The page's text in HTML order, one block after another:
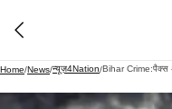
Home/News/न्यूज़4Nation/